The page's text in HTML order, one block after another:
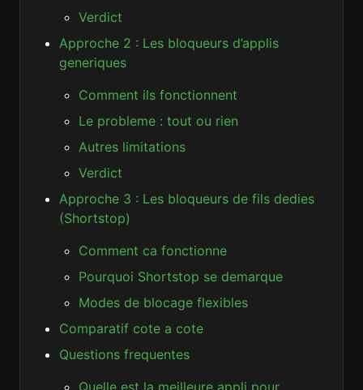
Verdict
Approche 2 : Les bloqueurs d’applis
generiques
Comment ils fonctionnent
Le probleme : tout ou rien
Autres limitations
Verdict
Approche 3 : Les bloqueurs de fils dedies
(Shortstop)
Comment ca fonctionne
Pourquoi Shortstop se demarque
Modes de blocage flexibles
Comparatif cote a cote
Questions frequentes
Quelle est la meilleure appli pour